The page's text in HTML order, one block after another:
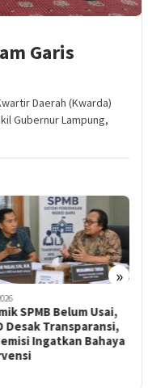
Garis
Daerah (Kwarda)
Gubernur Lampung,
»
SPMB Belum Usai,
Desak Transparansi,
Ingatkan Bahaya